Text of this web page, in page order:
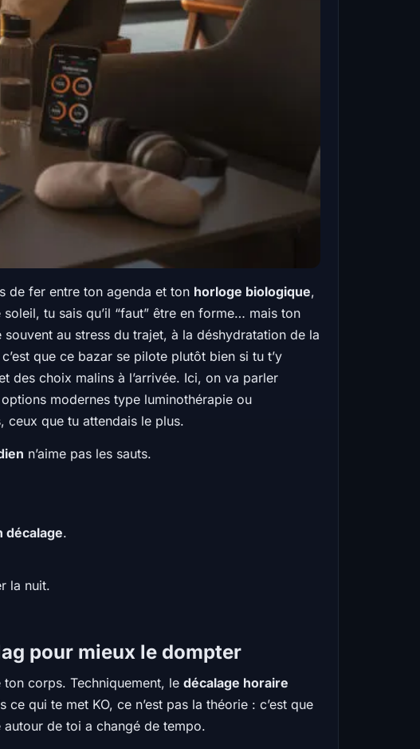
de fer entre ton agenda et ton horloge biologique,
tu sais qu’il “faut” être en forme… mais ton
souvent au stress du trajet, à la déshydratation de la
que ce bazar se pilote plutôt bien si tu t’y
des choix malins à l’arrivée. Ici, on va parler
modernes type luminothérapie ou
ceux que tu attendais le plus.
n’aime pas les sauts.
décalage.
la nuit.
pour mieux le dompter
ton corps. Techniquement, le décalage horaire
qui te met KO, ce n’est pas la théorie : c’est que
de toi a changé de tempo.